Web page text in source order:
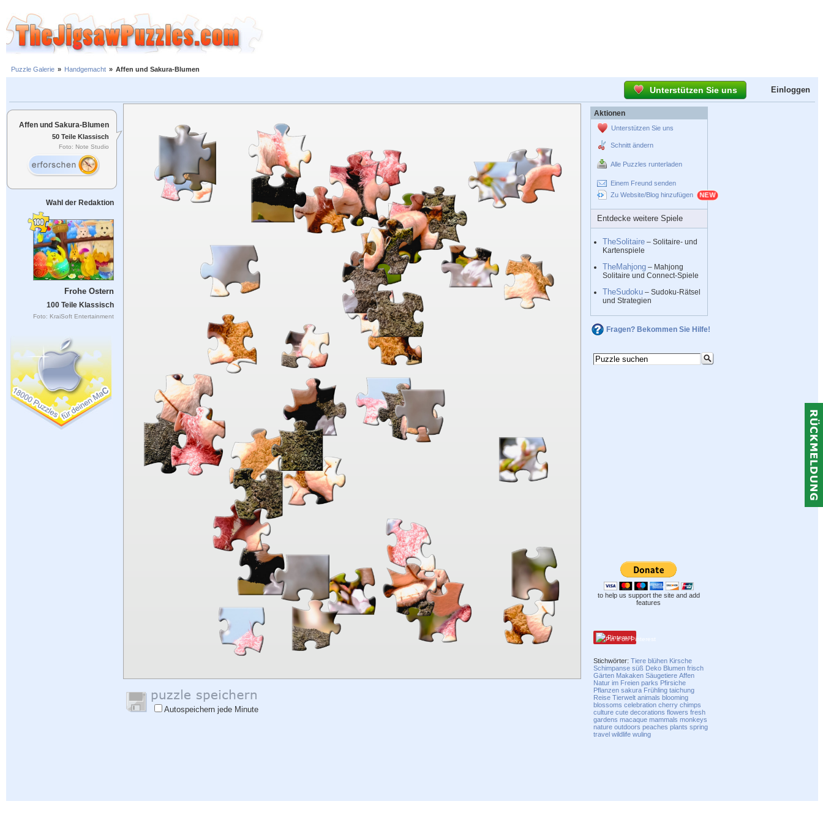
Puzzle Galerie » Handgemacht » Affen und Sakura-Blumen
Unterstützen Sie uns Einloggen
Affen und Sakura-Blumen
50 Teile Klassisch
Foto: Note Studio
Wahl der Redaktion
Frohe Ostern
100 Teile Klassisch
Foto: KraiSoft Entertainment
Autospeichern jede Minute
Aktionen
Unterstützen Sie uns
Schnitt ändern
Alle Puzzles runterladen
Einem Freund senden
Zu Website/Blog hinzufügen
Entdecke weitere Spiele
TheSolitaire – Solitaire- und
Kartenspiele
TheMahjong – Mahjong
Solitaire und Connect-Spiele
TheSudoku – Sudoku-Rätsel
und Strategien
Fragen? Bekommen Sie Hilfe!
to help us support the site and add
features
Pinterest
Stichwörter:Tiere blühen Kirsche
Schimpanse süß Deko Blumen frisch
Gärten Makaken Säugetiere Affen
Natur im Freien parks Pfirsiche
Pflanzen sakura Frühling taichung
Reise Tierwelt animals blooming
blossoms celebration cherry chimps
culture cute decorations flowers fresh
gardens macaque mammals monkeys
nature outdoors peaches plants spring
travel wildlife wuling